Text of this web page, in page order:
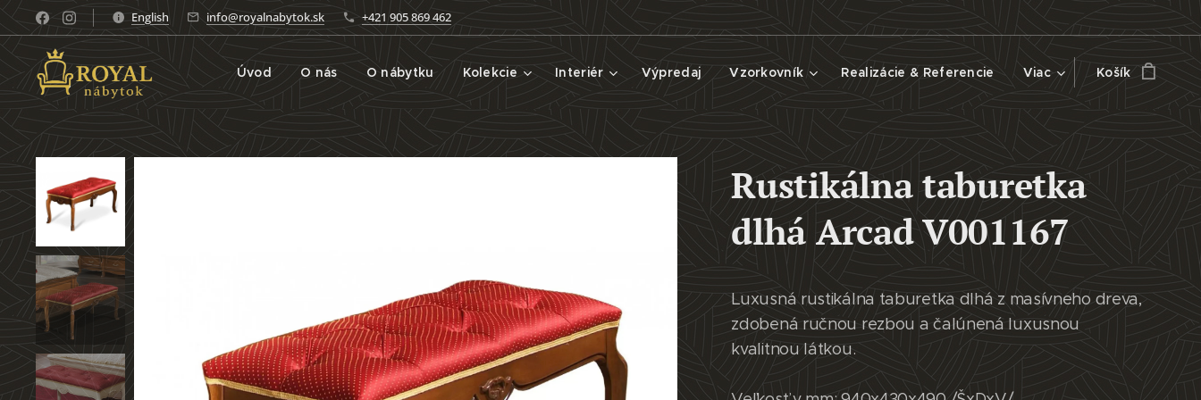
English info@royalnabytok.sk +421 905 869 462
Úvod O nás O nábytku Kolekcie Interiér Výpredaj Vzorkovník Realizácie & Referencie Viac Košík
Rustikálna taburetka
dlhá Arcad V001167
Luxusná rustikálna taburetka dlhá z masívneho dreva,
zdobená ručnou rezbou a čalúnená luxusnou
kvalitnou látkou.